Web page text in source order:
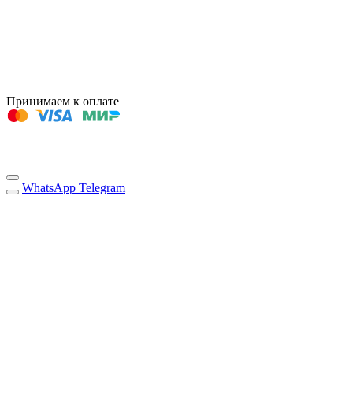
Принимаем к оплате
WhatsApp Telegram